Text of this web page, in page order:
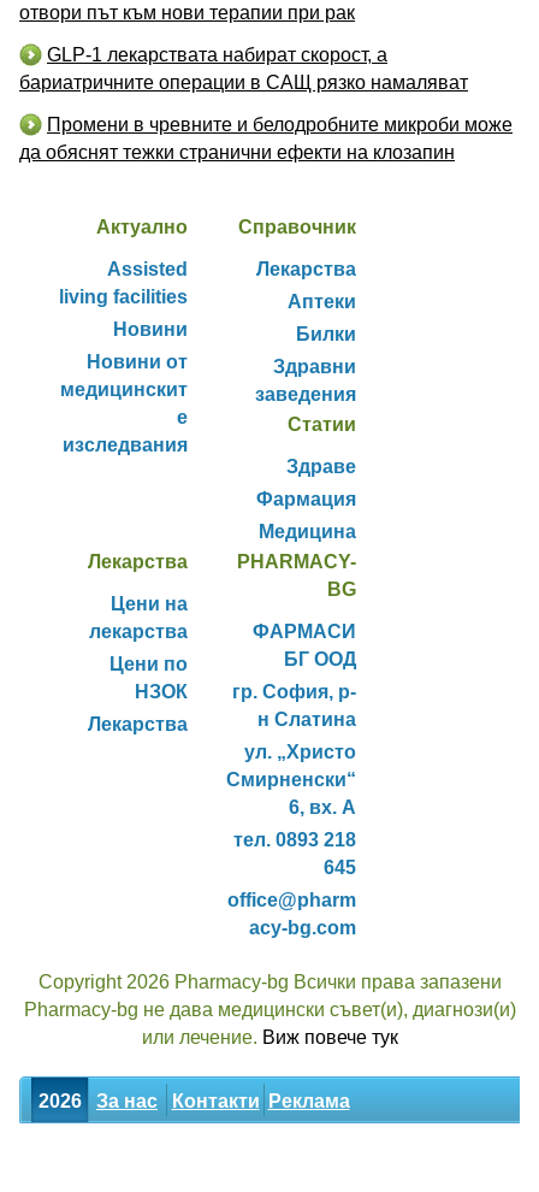
отвори път към нови терапии при рак
GLP-1 лекарствата набират скорост, а
бариатричните операции в САЩ рязко намаляват
Промени в чревните и белодробните микроби може
да обяснят тежки странични ефекти на клозапин
Актуално
Assisted
living facilities
Новини
Новини от
медицинскит
е
изследвания
Справочник
Лекарства
Аптеки
Билки
Здравни
заведения
Статии
Здраве
Фармация
Медицина
Лекарства
Цени на
лекарства
Цени по
НЗОК
Лекарства
PHARMACY-
BG
ФАРМАСИ
БГ ООД
гр. София, р-
н Слатина
ул. „Христо
Смирненски“
6, вх. А
тел. 0893 218
645
office@pharm
acy-bg.com
Copyright 2026 Pharmacy-bg Всички права запазени
Pharmacy-bg не дава медицински съвет(и), диагнози(и)
или лечение. Виж повече тук
2026 За нас Контакти Реклама